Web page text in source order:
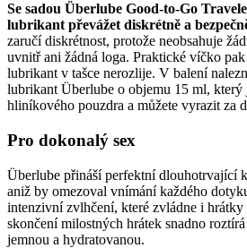
Se sadou Überlube Good-to-Go
lubrikant převážet diskrétně a
zaručí diskrétnost, protože neobsahuje
uvnitř ani žádná loga. Praktické víčko
lubrikant v tašce nerozlije. V balení
lubrikant Überlube o objemu 15 ml, který
hliníkového pouzdra a můžete vyrazit za
Pro dokonalý sex
Überlube přináší perfektní dlouhotrvající
aniž by omezoval vnímání každého
intenzivní zvlhčení, které zvládne i hrátky
skončení milostných hrátek snadno
jemnou a hydratovanou.